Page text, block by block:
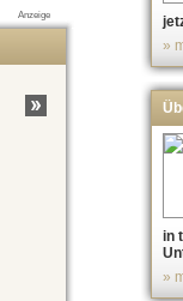
Anzeige
»
in
»